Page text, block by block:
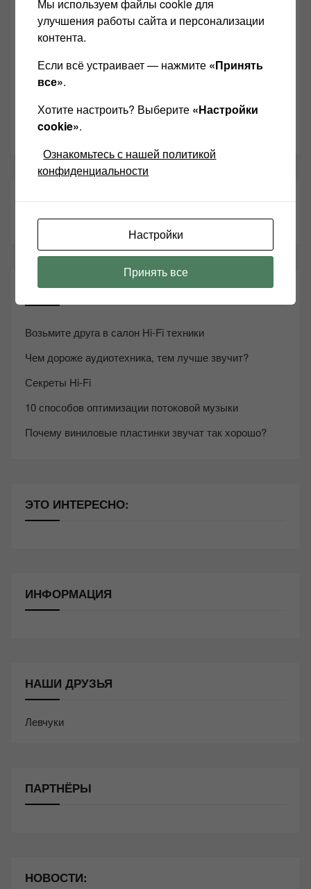
Звукомания сайт оф.группа
Контакт
Одноклассники
Youtube
ТАКЖЕ ЧИТАЕМ:
СВЕЖИЕ ЗАПИСИ
Возьмите друга в салон Hi-Fi техники
Чем дороже аудиотехника, тем лучше звучит?
Секреты Hi-Fi
10 способов оптимизации потоковой музыки
Почему виниловые пластинки звучат так хорошо?
ЭТО ИНТЕРЕСНО:
ИНФОРМАЦИЯ
НАШИ ДРУЗЬЯ
Левчуки
ПАРТНЁРЫ
НОВОСТИ:
Мы используем файлы cookie для
улучшения работы сайта и персонализации
контента.
Если всё устраивает — нажмите «Принять
все».
Хотите настроить? Выберите «Настройки
cookie».
Ознакомьтесь с нашей политикой
конфиденциальности
Настройки
Принять все